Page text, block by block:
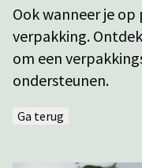
Ook wanneer je
verpakking.
om een
ondersteunen.
Ga terug